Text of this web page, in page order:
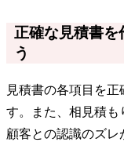
正確な見積書を
う
見積書の各項目を
す。また、相見積も
顧客との認識のズレ